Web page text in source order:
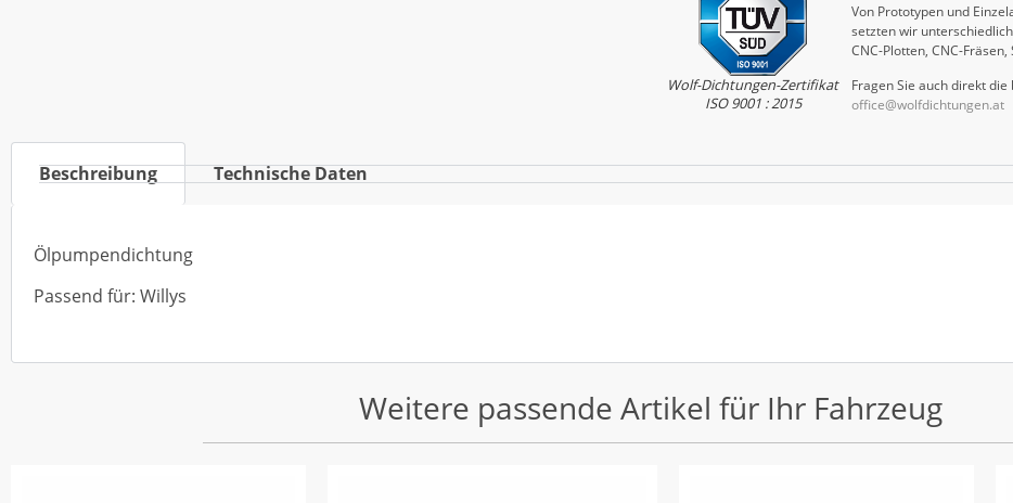
Wolf-Dichtungen-Zertifikat
ISO 9001 : 2015
Von Prototypen und
setzten wir
CNC-Plotten, CNC-
Fragen Sie auch direkt
office@wolfdichtungen.at
Beschreibung Technische Daten
Ölpumpendichtung
Passend für: Willys
Weitere passende Artikel für Ihr Fahrzeug